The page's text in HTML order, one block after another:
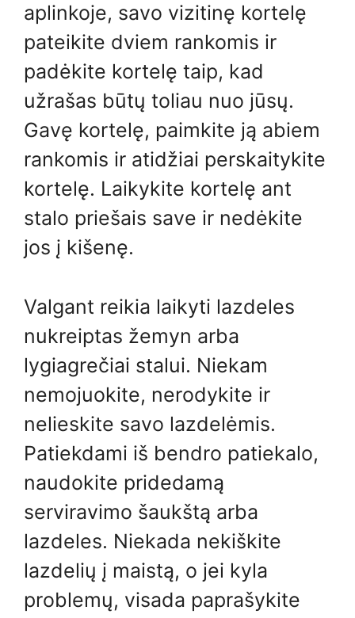
aplinkoje, savo vizitinę kortelę
pateikite dviem rankomis ir
padėkite kortelę taip, kad
užrašas būtų toliau nuo jūsų.
Gavę kortelę, paimkite ją abiem
rankomis ir atidžiai perskaitykite
kortelę. Laikykite kortelę ant
stalo priešais save ir nedėkite
jos į kišenę.
Valgant reikia laikyti lazdeles
nukreiptas žemyn arba
lygiagrečiai stalui. Niekam
nemojuokite, nerodykite ir
nelieskite savo lazdelėmis.
Patiekdami iš bendro patiekalo,
naudokite pridedamą
serviravimo šaukštą arba
lazdeles. Niekada nekiškite
lazdelių į maistą, o jei kyla
problemų, visada paprašykite